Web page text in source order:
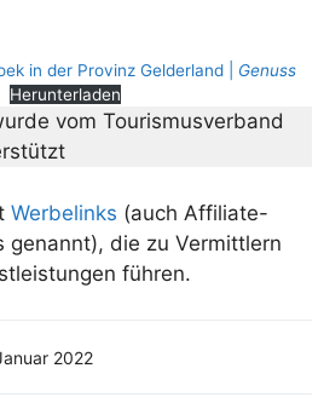
in der Provinz Gelderland | Genuss
Herunterladen
vom Tourismusverband
Werbelinks (auch Affiliate-
genannt), die zu Vermittlern
führen.
2022